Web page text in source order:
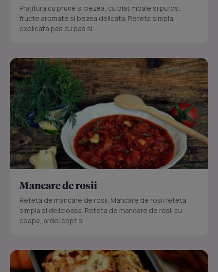
Prajitura cu prune si bezea, cu blat moale si pufos,
fructe aromate si bezea delicata. Reteta simpla,
explicata pas cu pas si...
Mancare de rosii
Reteta de mancare de rosii. Mancare de rosii reteta
simpla si delicioasa. Reteta de mancare de rosii cu
ceapa, ardei copt si...